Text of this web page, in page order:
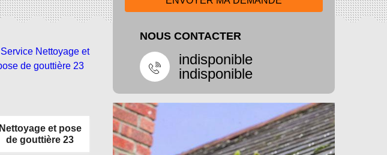
Nettoyage et pose
de gouttière 23
NOUS CONTACTER
indisponible
indisponible